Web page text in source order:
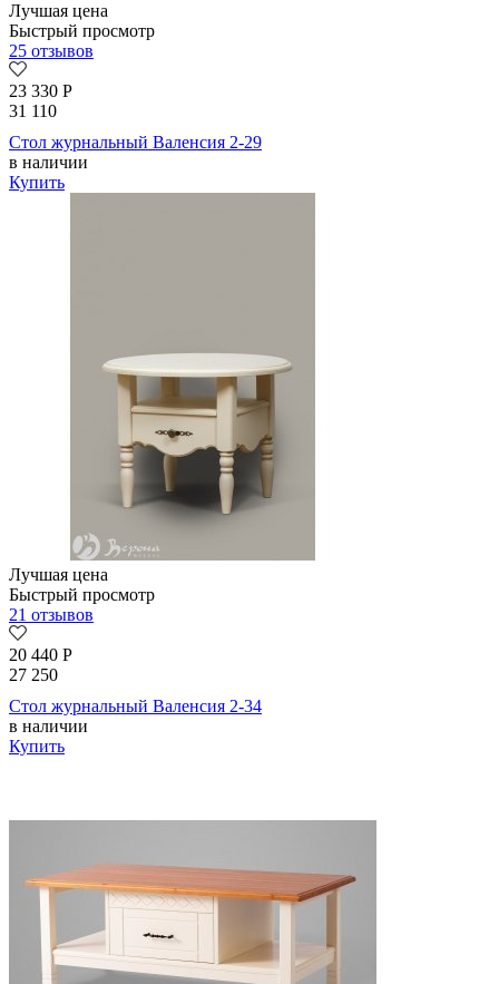
Лучшая цена
Быстрый просмотр
25 отзывов
23 330 Р
31 110
Стол журнальный Валенсия 2-29
в наличии
Купить
Лучшая цена
Быстрый просмотр
21 отзывов
20 440 Р
27 250
Стол журнальный Валенсия 2-34
в наличии
Купить